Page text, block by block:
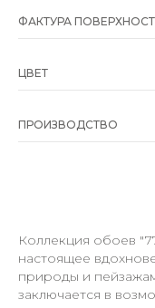
ФАКТУРА
ЦВЕТ
ПРОИЗВОДСТВО
Коллекция обоев
настоящее
природы и
заключается в